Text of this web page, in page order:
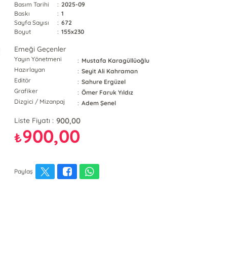
Basım Tarihi
: 2025-09
Baskı
: 1
Sayfa Sayısı
: 672
Boyut
: 155x230
Emeği Geçenler
Yayın Yönetmeni : Mustafa Karagüllüoğlu
Hazırlayan
: Seyit Ali Kahraman
Editör
: Sahure Ergüzel
Grafiker
: Ömer Faruk Yıldız
Dizgici / Mizanpaj
: Adem Şenel
Liste Fiyatı : 900,00
₺900,00
Paylaş